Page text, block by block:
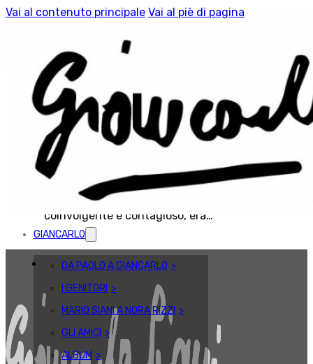
Vai al contenuto principale Vai al piè di pagina
GIANCARLO
DA PAOLO A GIANCARLO
I GENITORI
MARIO SIANI A NORA RIZZI
GLI AMICI
ALBUM
Erminia Trunfio
Poi torno!
Maggio 23, 2024
POI TORNO! di Erminia Trunfio Chi era Giancarlo?
Era uno stupendo ragazzo, allegro e dal sorriso
coinvolgente e contagioso, era…